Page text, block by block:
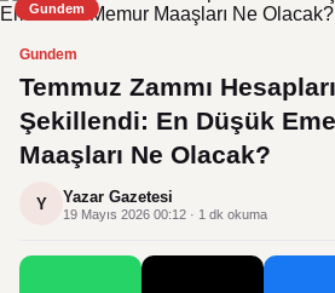
Gundem
Gundem
Temmuz Zammı
Şekillendi: En Düşük
Maaşları Ne Olacak?
Y Yazar Gazetesi
19 Mayıs 2026 00:12 · 1 dk okuma